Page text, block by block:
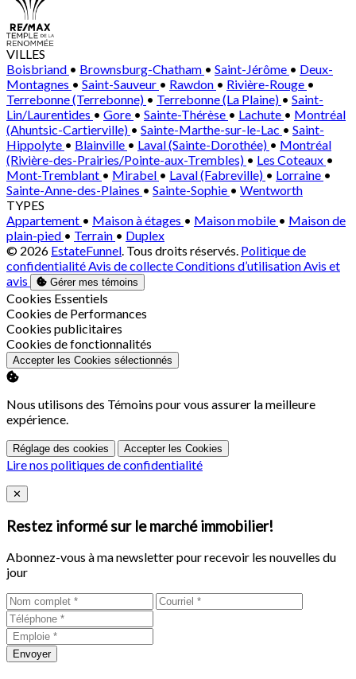
VILLES
Boisbriand • Brownsburg-Chatham • Saint-Jérôme • Deux-
Montagnes • Saint-Sauveur • Rawdon • Rivière-Rouge •
Terrebonne (Terrebonne) • Terrebonne (La Plaine) • Saint-
Lin/Laurentides • Gore • Sainte-Thérèse • Lachute • Montréal
(Ahuntsic-Cartierville) • Sainte-Marthe-sur-le-Lac • Saint-
Hippolyte • Blainville • Laval (Sainte-Dorothée) • Montréal
(Rivière-des-Prairies/Pointe-aux-Trembles) • Les Coteaux •
Mont-Tremblant • Mirabel • Laval (Fabreville) • Lorraine •
Sainte-Anne-des-Plaines • Sainte-Sophie • Wentworth
TYPES
Appartement • Maison à étages • Maison mobile • Maison de
plain-pied • Terrain • Duplex
© 2026 EstateFunnel. Tous droits réservés. Politique de
confidentialitéAvis de collecteConditions d’utilisationAvis et
avis
Gérer mes témoins
Activer
Cookies Essentiels
Activer
Cookies de Performances
Activer
Cookies publicitaires
Activer
Cookies de fonctionnalités
Accepter les Cookies sélectionnés
Nous utilisons des Témoins pour vous assurer la meilleure
expérience.
Réglage des cookies Accepter les Cookies
Lire nos politiques de confidentialité
Close
✕
Restez informé sur le marché immobilier!
Abonnez-vous à ma newsletter pour recevoir les nouvelles du
jour
Envoyer